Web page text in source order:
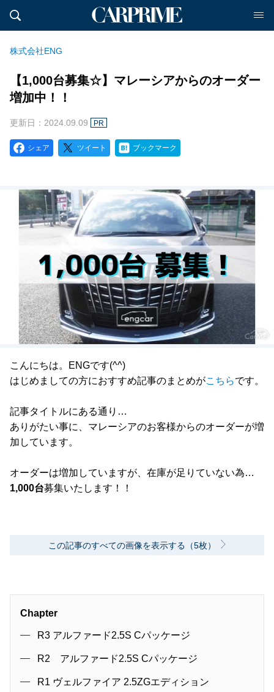
株式会社ENG
【1,000台募集☆】マレーシアからのオーダー
増加中！！
更新日：2024.09.09 PR
シェア ツイート ブックマーク
こんにちは。ENGです(^^)
はじめましての方におすすめ記事のまとめがこちらです。
記事タイトルにある通り…
ありがたい事に、マレーシアのお客様からのオーダーが増
加しています。
オーダーは増加していますが、在庫が足りていない為…
1,000台募集いたします！！
この記事のすべての画像を表示する（5枚）
Chapter
R3 アルファード2.5S Cパッケージ
R2 アルファード2.5S Cパッケージ
R1 ヴェルファイア 2.5ZGエディション